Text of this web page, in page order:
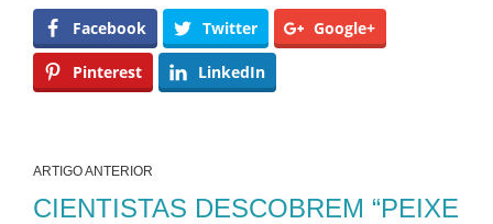
Facebook Twitter Google+
Pinterest LinkedIn
ARTIGO ANTERIOR
CIENTISTAS DESCOBREM “PEIXE